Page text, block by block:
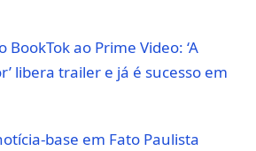
BookTok ao Prime Video: ‘A
libera trailer e já é sucesso em
base em Fato Paulista